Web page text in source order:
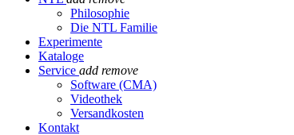
Philosophie
Die NTL Familie
Experimente
Kataloge
Service add remove
Software (CMA)
Videothek
Versandkosten
Kontakt